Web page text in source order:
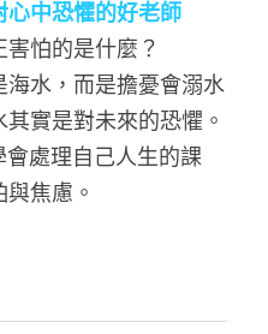
心中恐懼的好老師
怕的是什麼？
水，而是擔憂會溺水
實是對未來的恐懼。
會處理自己人生的課
焦慮。